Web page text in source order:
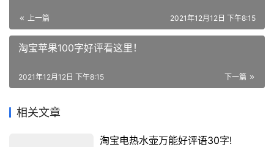
上一篇 2021年12月12日 下午8:15
淘宝苹果100字好评看这里！
下一篇
2021年12月12日 下午8:15
相关文章
淘宝电热水壶万能好评语30字!